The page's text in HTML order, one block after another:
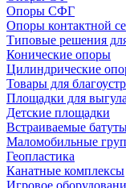
Опоры СФГ
Опоры контактной
Типовые решения
Конические опоры
Цилиндрические
Товары для
Площадки для
Детские площадки
Встраиваемые
Маломобильные
Геопластика
Канатные комплексы
Игровое